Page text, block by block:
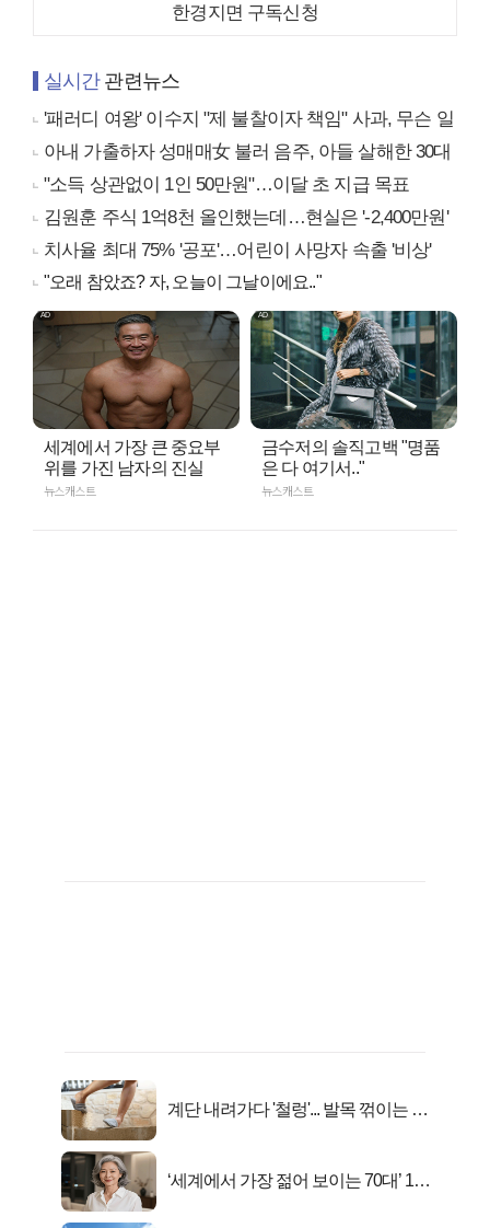
한경지면 구독신청
실시간관련뉴스
'패러디 여왕' 이수지 "제 불찰이자 책임" 사과, 무슨 일
아내 가출하자 성매매女 불러 음주, 아들 살해한 30대
"소득 상관없이 1인 50만원"…이달 초 지급 목표
김원훈 주식 1억8천 올인했는데…현실은 '-2,400만원'
치사율 최대 75% '공포'…어린이 사망자 속출 '비상'
"오래 참았죠? 자, 오늘이 그날이에요.."
세계에서 가장 큰 중요부
위를 가진 남자의 진실
뉴스캐스트
금수저의 솔직고백 "명품
은 다 여기서.."
뉴스캐스트
계단 내려가다 '철렁'... 발목 꺾이는 이
‘세계에서 가장 젊어 보이는 70대’ 1위